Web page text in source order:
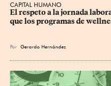
CAPITAL HUMANO
El respeto a la jornada
que los programas de
Por Gerardo Hernández